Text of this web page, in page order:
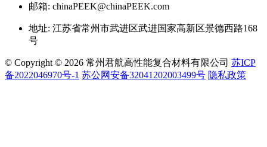
邮箱: chinaPEEK@chinaPEEK.com
地址: 江苏省常州市武进区武进国家高新区景德西路168
号
© Copyright © 2026 常州君航高性能复合材料有限公司 苏ICP
备2022046970号-1 苏公网安备32041202003499号 隐私政策